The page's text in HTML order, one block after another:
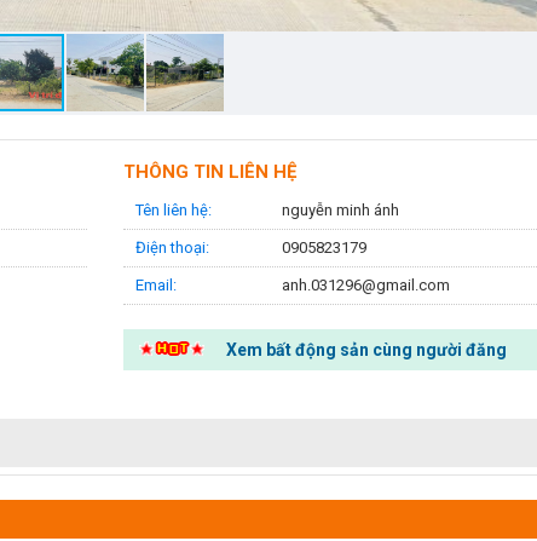
THÔNG TIN LIÊN HỆ
Tên liên hệ: nguyễn minh ánh
Điện thoại: 0905823179
Email: anh.031296@gmail.com
Xem bất động sản cùng người đăng